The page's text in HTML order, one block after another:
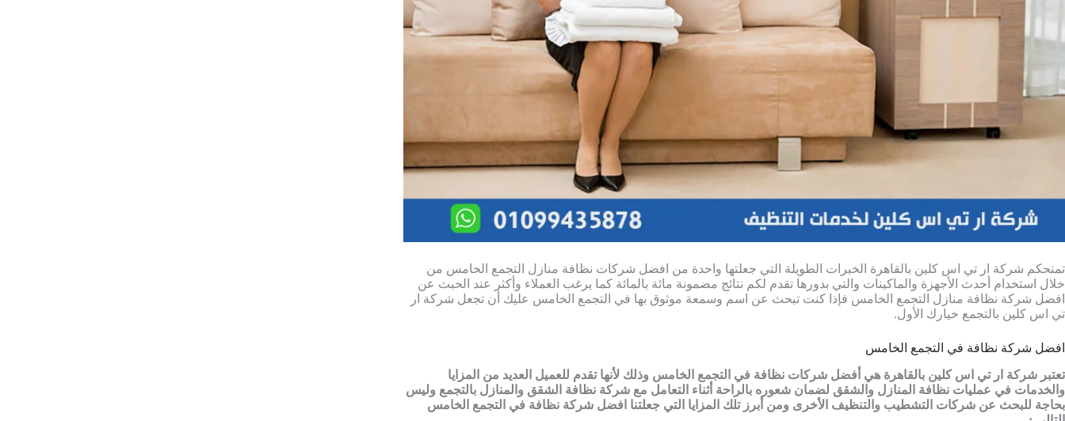
تمنحكم شركة ار تي اس كلين بالقاهرة الخبرات الطويلة التي جعلتها واحدة من افضل شركات نظافة منازل التجمع الخامس من
خلال استخدام أحدث الأجهزة والماكينات والتي بدورها تقدم لكم نتائج مضمونة مائة بالمائة كما يرغب العملاء وأكثر عند الحبث عن
افضل شركة نظافة منازل التجمع الخامس فإذا كنت تبحث عن اسم وسمعة موثوق بها في التجمع الخامس عليك أن تجعل شركة ار
تي اس كلين بالتجمع خيارك الأول.
افضل شركة نظافة في التجمع الخامس
تعتبر شركة ار تي اس كلين بالقاهرة هي أفضل شركات نظافة في التجمع الخامس وذلك لأنها تقدم للعميل العديد من المزايا
والخدمات في عمليات نظافة المنازل والشقق لضمان شعوره بالراحة أثناء التعامل مع شركة نظافة الشقق والمنازل بالتجمع وليس
بحاجة للبحث عن شركات التشطيب والتنظيف الأخرى ومن أبرز تلك المزايا التي جعلتنا افضل شركة نظافة في التجمع الخامس